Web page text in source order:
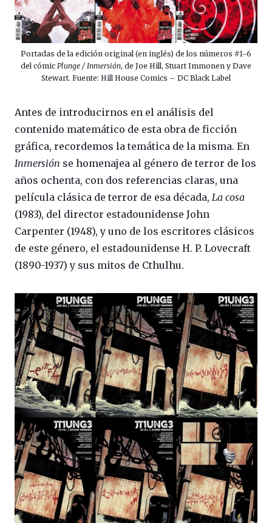
Portadas de la edición original (en inglés) de los números #1-6
del cómic Plunge / Inmersión, de Joe Hill, Stuart Immonen y Dave
Stewart. Fuente: Hill House Comics – DC Black Label
Antes de introducirnos en el análisis del
contenido matemático de esta obra de ficción
gráfica, recordemos la temática de la misma. En
Inmersión se homenajea al género de terror de los
años ochenta, con dos referencias claras, una
película clásica de terror de esa década, La cosa
(1983), del director estadounidense John
Carpenter (1948), y uno de los escritores clásicos
de este género, el estadounidense H. P. Lovecraft
(1890-1937) y sus mitos de Cthulhu.